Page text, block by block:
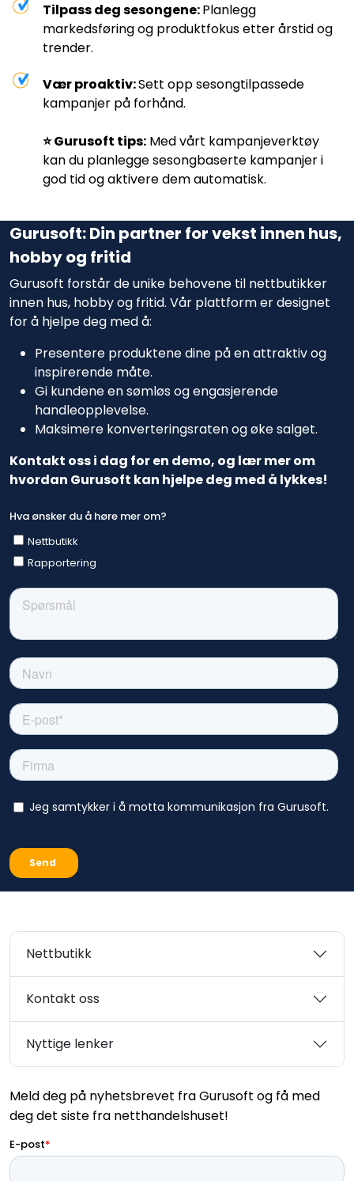
Tilpass deg sesongene:Planlegg
markedsføring og produktfokus etter årstid og
trender.
Vær proaktiv:Sett opp sesongtilpassede
kampanjer på forhånd.
⭐️ Gurusoft tips: Med vårt kampanjeverktøy
kan du planlegge sesongbaserte kampanjer i
god tid og aktivere dem automatisk.
Gurusoft: Din partner for vekst innen hus,
hobby og fritid
Gurusoft forstår de unike behovene til nettbutikker
innen hus, hobby og fritid. Vår plattform er designet
for å hjelpe deg med å:
Presentere produktene dine på en attraktiv og
inspirerende måte.
Gi kundene en sømløs og engasjerende
handleopplevelse.
Maksimere konverteringsraten og øke salget.
Kontakt oss i dag for en demo, og lær mer om
hvordan Gurusoft kan hjelpe deg med å lykkes!
Nettbutikk
Kontakt oss
Nyttige lenker